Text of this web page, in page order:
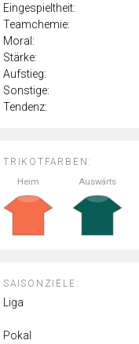
TRIKOTFARBEN:
Heim Auswärts
SAISONZIELE:
Liga
Pokal
Eingespieltheit:
Teamchemie:
Moral:
Stärke:
Aufstieg:
Sonstige:
Tendenz: